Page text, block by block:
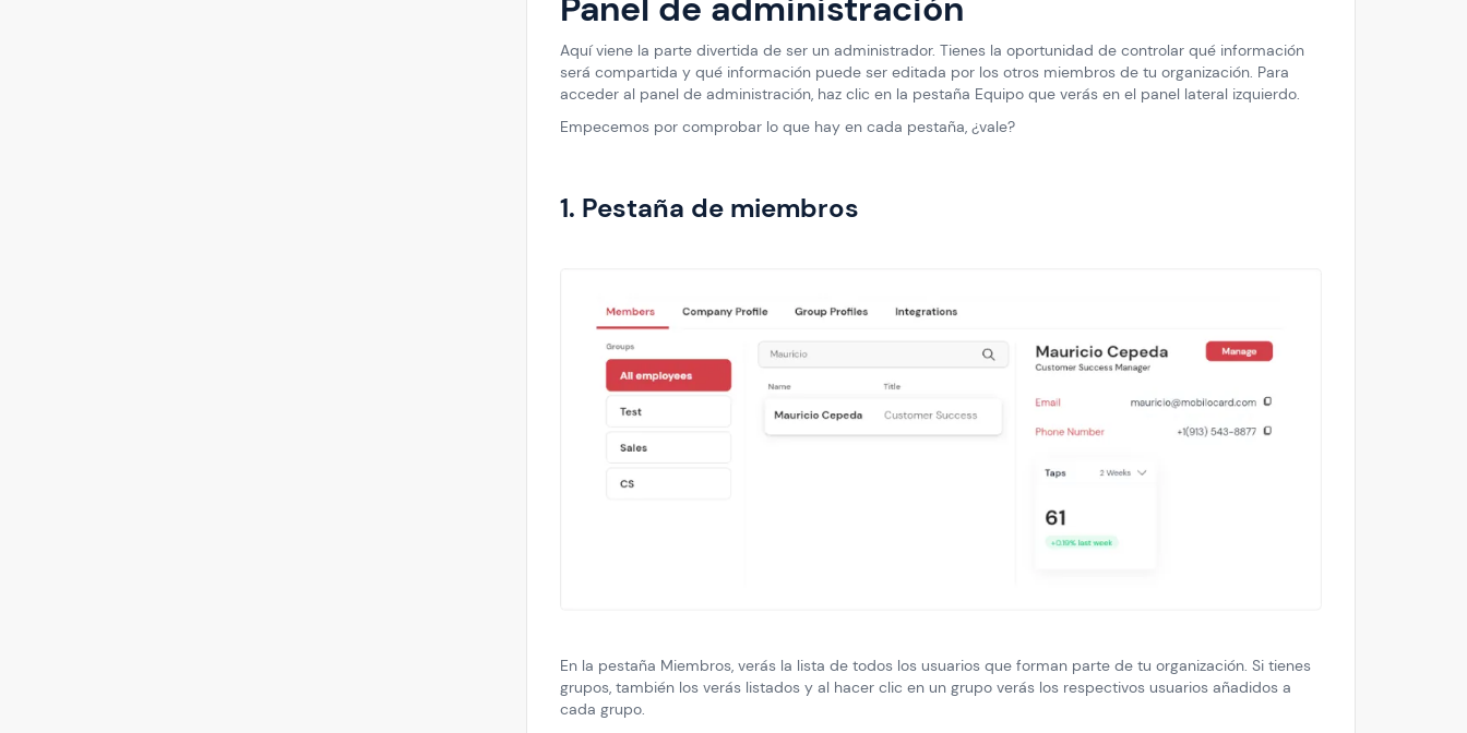
Panel de administración
Aquí viene la parte divertida de ser un administrador. Tienes la oportunidad de controlar qué información
será compartida y qué información puede ser editada por los otros miembros de tu organización. Para
acceder al panel de administración, haz clic en la pestaña Equipo que verás en el panel lateral izquierdo.
Empecemos por comprobar lo que hay en cada pestaña, ¿vale?
1. Pestaña de miembros
En la pestaña Miembros, verás la lista de todos los usuarios que forman parte de tu organización. Si tienes
grupos, también los verás listados y al hacer clic en un grupo verás los respectivos usuarios añadidos a
cada grupo.